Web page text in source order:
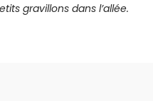
gravillons dans l’allée.